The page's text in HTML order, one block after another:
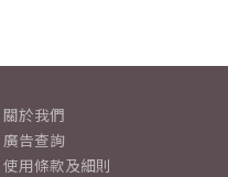
關於我們
廣告查詢
使用條款及細則